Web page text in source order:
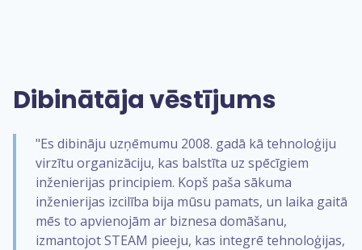
Dibinātāja vēstījums
"Es dibināju uzņēmumu 2008. gadā kā tehnoloģiju
virzītu organizāciju, kas balstīta uz spēcīgiem
inženierijas principiem. Kopš paša sākuma
inženierijas izcilība bija mūsu pamats, un laika gaitā
mēs to apvienojām ar biznesa domāšanu,
izmantojot STEAM pieeju, kas integrē tehnoloģijas,